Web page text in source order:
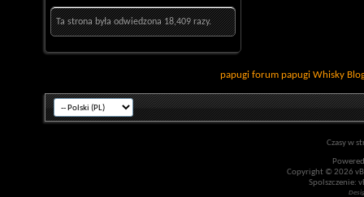
Ta strona była odwiedzona18,409razy.
papugi forum papugi Whisky
Czasy w
Copyright © 2026
Spolszczenie: